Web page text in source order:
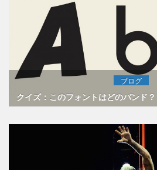
ブログ
クイズ：このフォントはどのバンド？